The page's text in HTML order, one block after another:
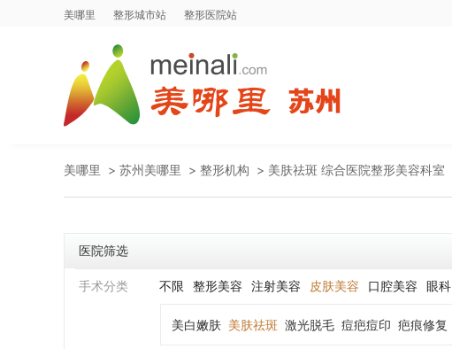
美哪里 整形城市站 整形医院站
美哪里 > 苏州美哪里 > 整形机构 > 美肤祛斑 综合医院整形美容科室
医院筛选
手术分类 不限 整形美容 注射美容 皮肤美容 口腔美容 眼科
美白嫩肤 美肤祛斑 激光脱毛 痘疤痘印 疤痕修复